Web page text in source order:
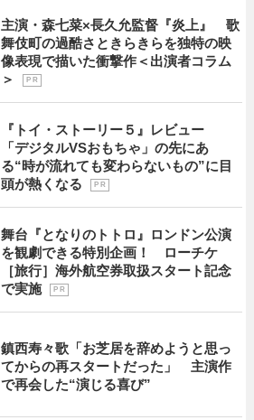
主演・森七菜×長久允監督『炎上』 歌
舞伎町の過酷さときらきらを独特の映
像表現で描いた衝撃作＜出演者コラム
＞
P R
『トイ・ストーリー５』レビュー
「デジタルVSおもちゃ」の先にあ
る“時が流れても変わらないもの”に目
頭が熱くなる
P R
舞台『となりのトトロ』ロンドン公演
を観劇できる特別企画！ ローチケ
［旅行］海外航空券取扱スタート記念
で実施
P R
鎮西寿々歌「お芝居を辞めようと思っ
てからの再スタートだった」 主演作
で再会した“演じる喜び”